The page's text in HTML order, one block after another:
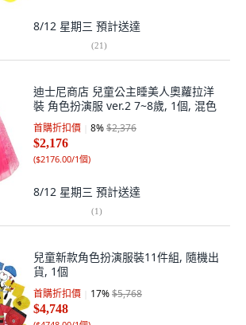
8/12 星期三 預計送達
(21)
迪士尼商店 兒童公主睡美人奧蘿拉洋
裝 角色扮演服 ver.2 7~8歲, 1個, 混色
首購折扣價 8%$2,376
$2,176
($2176.00/1個)
8/12 星期三 預計送達
(1)
兒童新款角色扮演服裝11件組, 隨機出
貨, 1個
首購折扣價 17%$5,768
$4,748